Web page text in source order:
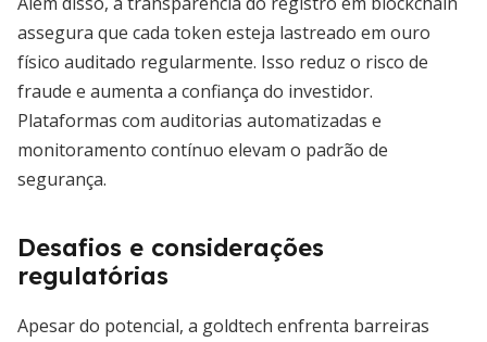
assegura que cada token esteja lastreado em ouro
físico auditado regularmente. Isso reduz o risco de
fraude e aumenta a confiança do investidor.
Plataformas com auditorias automatizadas e
monitoramento contínuo elevam o padrão de
segurança.
Desafios e considerações
regulatórias
Apesar do potencial, a goldtech enfrenta barreiras